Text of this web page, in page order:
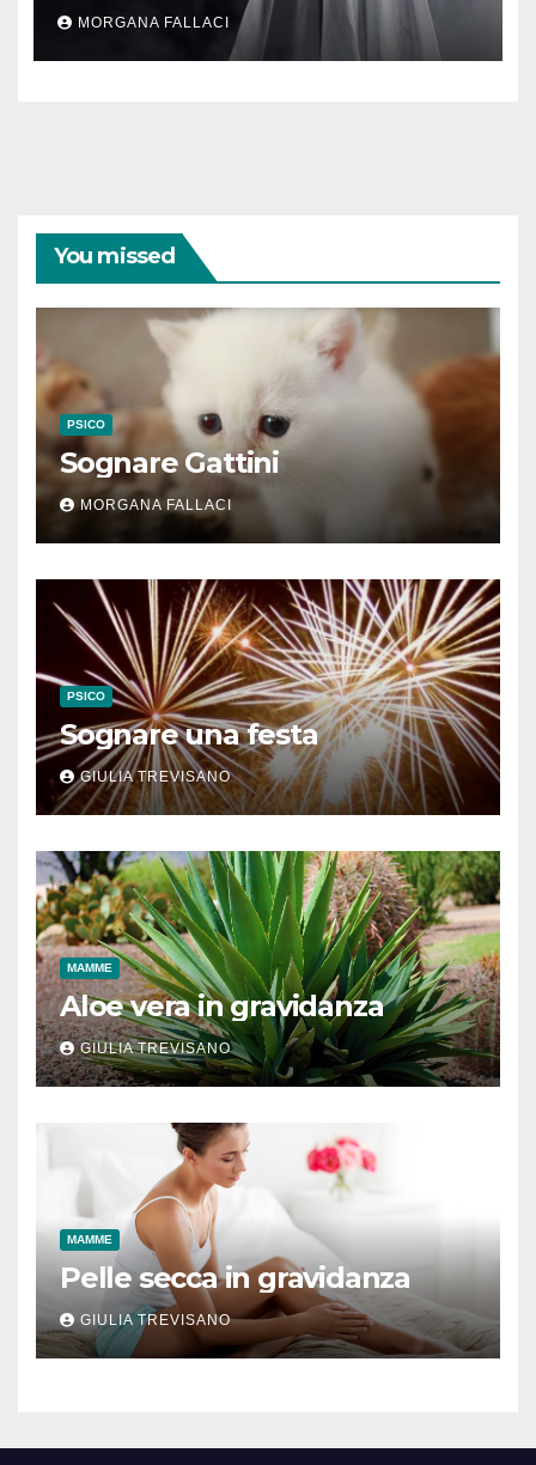
MORGANA FALLACI
You missed
PSICO
Sognare Gattini
MORGANA FALLACI
PSICO
Sognare una festa
GIULIA TREVISANO
MAMME
Aloe vera in gravidanza
GIULIA TREVISANO
MAMME
Pelle secca in gravidanza
GIULIA TREVISANO